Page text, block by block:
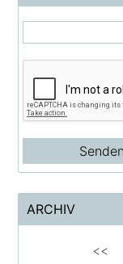
ARCHIV
<<